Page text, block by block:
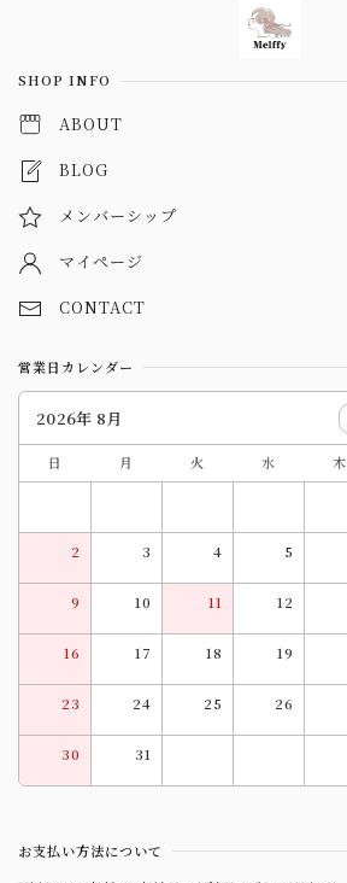
SHOP INFO
ABOUT
BLOG
メンバーシップ
マイページ
CONTACT
営業日カレンダー
2026年 8月
日 月 火 水 木
2 3 4 5
9 10 11 12
16 17 18 19
23 24 25 26
30 31
お支払い方法について